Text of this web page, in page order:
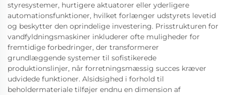
styresystemer, hurtigere aktuatorer eller yderligere
automationsfunktioner, hvilket forlænger udstyrets levetid
og beskytter den oprindelige investering. Prisstrukturen for
vandfyldningsmaskiner inkluderer ofte muligheder for
fremtidige forbedringer, der transformerer
grundlæggende systemer til sofistikerede
produktionslinjer, når forretningsmæssig succes kræver
udvidede funktioner. Alsidsighed i forhold til
beholdermateriale tilføjer endnu en dimension af